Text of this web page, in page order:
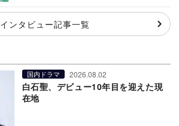
インタビュー記事一覧
国内ドラマ 2026.08.02
白石聖、デビュー10年目を迎えた現
在地